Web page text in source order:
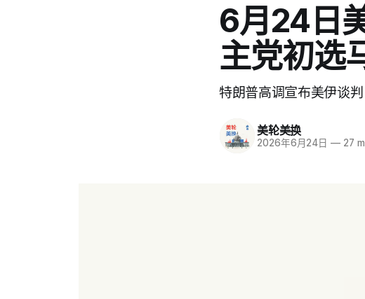
6月24日
主党初选
特朗普高调宣布美伊谈
美轮美换
2026年6月24日 — 27